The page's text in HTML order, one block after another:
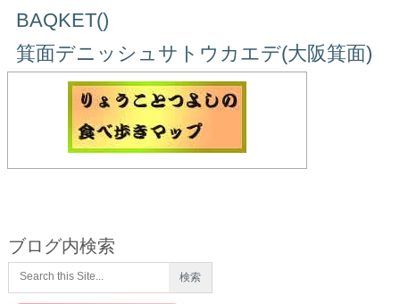
BAQKET()
箕面デニッシュサトウカエデ(大阪箕面)
ブログ内検索